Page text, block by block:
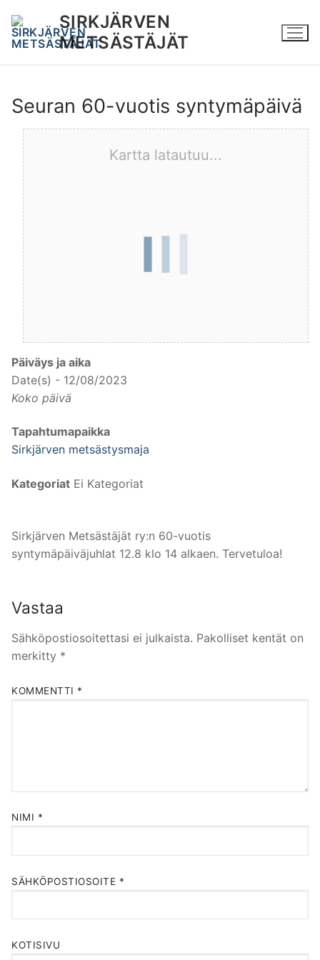
sisältöön
SIRKJÄRVEN
METSÄSTÄJÄT
Seuran 60-vuotis syntymäpäivä
Kartta latautuu...
Päiväys ja aika
Date(s) - 12/08/2023
Koko päivä
Tapahtumapaikka
Sirkjärven metsästysmaja
Kategoriat Ei Kategoriat
Sirkjärven Metsästäjät ry:n 60-vuotis
syntymäpäiväjuhlat 12.8 klo 14 alkaen. Tervetuloa!
Vastaa
Sähköpostiosoitettasi ei julkaista. Pakolliset kentät on
merkitty *
KOMMENTTI *
NIMI *
SÄHKÖPOSTIOSOITE *
KOTISIVU